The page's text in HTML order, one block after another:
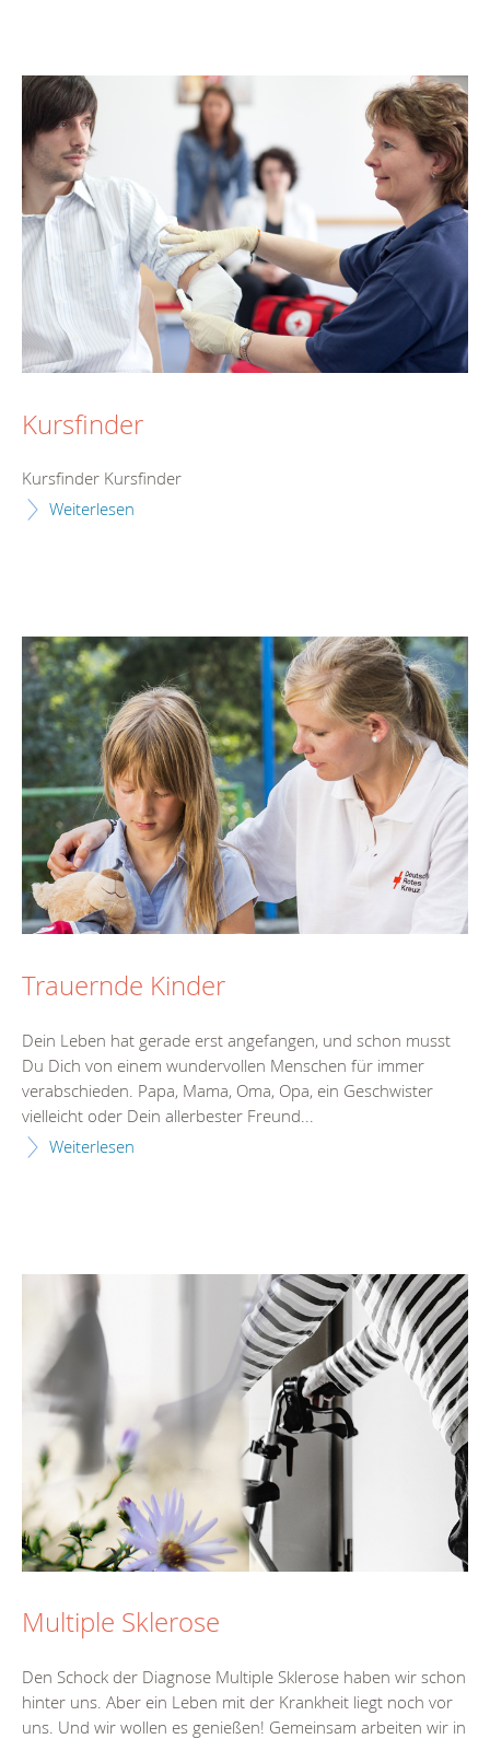
Kursfinder
Kursfinder Kursfinder
Weiterlesen
Trauernde Kinder
Dein Leben hat gerade erst angefangen, und schon musst
Du Dich von einem wundervollen Menschen für immer
verabschieden. Papa, Mama, Oma, Opa, ein Geschwister
vielleicht oder Dein allerbester Freund...
Weiterlesen
Multiple Sklerose
Den Schock der Diagnose Multiple Sklerose haben wir schon
hinter uns. Aber ein Leben mit der Krankheit liegt noch vor
uns. Und wir wollen es genießen! Gemeinsam arbeiten wir in